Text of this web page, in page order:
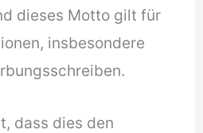
dieses Motto gilt für
insbesondere
dass dies den